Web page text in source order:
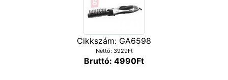
Cikkszám: GA6598
Nettó: 3929Ft
Bruttó: 4990Ft